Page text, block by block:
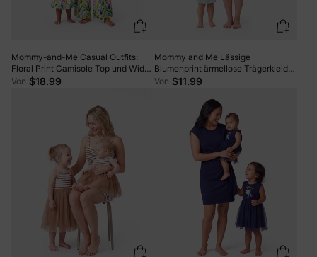
Mommy-and-Me Casual Outfits:
Floral Print Camisole Top und Wide-
leg Pants Set für Mama, Trägerkleid
Von $18.99
Mommy and Me Lässige
Blumenprint ärmellose Trägerkleider
Hellgrün
Von $11.99